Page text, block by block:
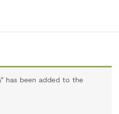
has been added to the